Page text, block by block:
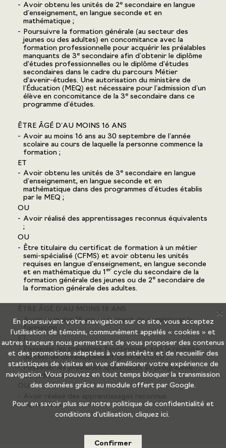
Avoir obtenu les unités de 2e secondaire en langue
d’enseignement, en langue seconde et en
mathématique ;
Poursuivre la formation générale (au secteur des
jeunes ou des adultes) en concomitance avec la
formation professionnelle pour acquérir les préalables
manquants de 3e secondaire afin d’obtenir le diplôme
d'études professionnelles ou le diplôme d'études
secondaires dans le cadre du parcours Métier
d'avenir-études. Une autorisation du ministère de
l’Éducation (MEQ) est nécessaire pour l’admission d’un
élève en concomitance de la 3e secondaire dans ce
programme d’études.
ÊTRE ÂGÉ D’AU MOINS 16 ANS
Avoir au moins 16 ans au 30 septembre de l’année
scolaire au cours de laquelle la personne commence la
formation ;
ET
Avoir obtenu les unités de 3e secondaire en langue
d’enseignement, en langue seconde et en
mathématique dans des programmes d’études établis
par le MEQ ;
OU
Avoir réalisé des apprentissages reconnus équivalents
;
OU
Être titulaire du certificat de formation à un métier
semi-spécialisé (CFMS) et avoir obtenu les unités
requises en langue d’enseignement, en langue seconde
et en mathématique du 1 er cycle du secondaire de la
formation générale des jeunes ou de 2e secondaire de
la formation générale des adultes.
ÊTRE ÂGÉ D’AU MOINS 18 ANS
Avoir au moins 18 ans au moment de commencer la
formation ;
ET
Posséder les préalables fonctionnels, soit la réussite
du test de développement général (TDG) ;
Posséder les préalables spécifiques au programme
d’études visé ;
OU
Avoir réalisé des apprentissages reconnus
équivalents.
X
En poursuivant votre navigation sur ce site, vous acceptez
l’utilisation de témoins, communément appelés « cookies » et
autres traceurs nous permettant de vous proposer des contenus
et des promotions adaptées à vos intérêts et de recueillir des
statistiques de visites en vue d’améliorer votre expérience de
navigation. Vous pouvez en tout temps bloquer la transmission
des données grâce au module offert par Google.
Pour en savoir plus sur notre politique de confidentialité et
conditions d'utilisation, cliquez ici.
Confirmer